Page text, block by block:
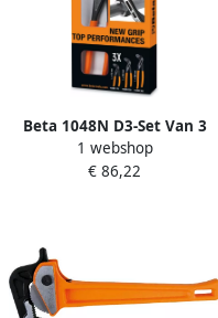
Beta 1048N D3-Set Van 3
Waterpomptangen
010480923
1 webshop
€ 86,22